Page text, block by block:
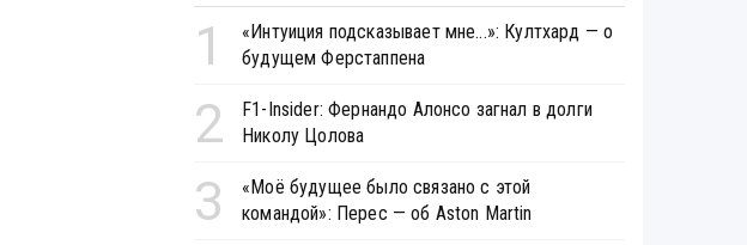
1
«Интуиция подсказывает мне...»: Култхард — о
будущем Ферстаппена
2
F1-Insider: Фернандо Алонсо загнал в долги
Николу Цолова
3
«Моё будущее было связано с этой
командой»: Перес — об Aston Martin